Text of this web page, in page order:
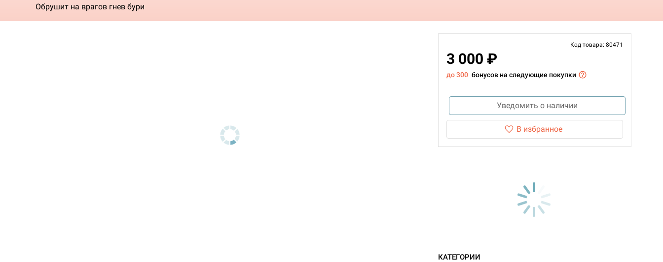
Обрушит на врагов гнев бури
Код товара: 80471
3 000 ₽
до 300 бонусов на следующие покупки
Уведомить о наличии
В избранное
КАТЕГОРИИ